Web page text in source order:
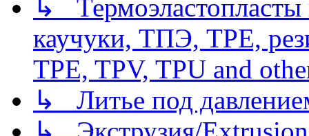
↳
каучуки, ТПЭ, TPE,
TPE, TPV, TPU and
↳ Литье под